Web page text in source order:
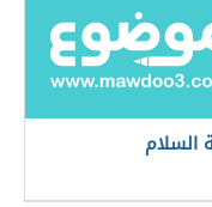
السلام